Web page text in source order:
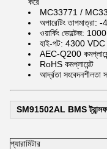
MC33771 /
অপারেটিং
ওয়ার্কিং ভোল্টেজ:
হাই-পট: 4300 VDC
AEC-Q200
RoHS কমপ্লায়েন্ট
আর্দ্রতা সংবেদনশীলতা
SM91502AL BMS
প্যারামিটার